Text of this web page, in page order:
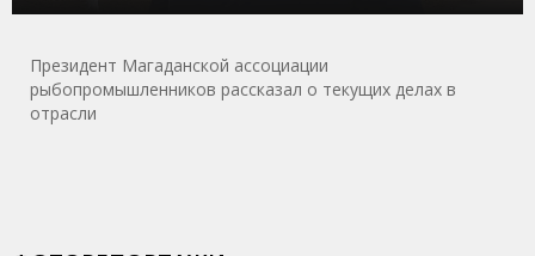
Президент Магаданской ассоциации
рыбопромышленников рассказал о текущих делах в
отрасли